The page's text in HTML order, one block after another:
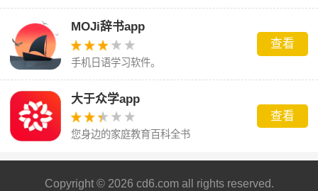
MOJi辞书app
手机日语学习软件。
查看
大于众学app
您身边的家庭教育百科全书
查看
Copyright © 2026 cd6.com all rights reserved.